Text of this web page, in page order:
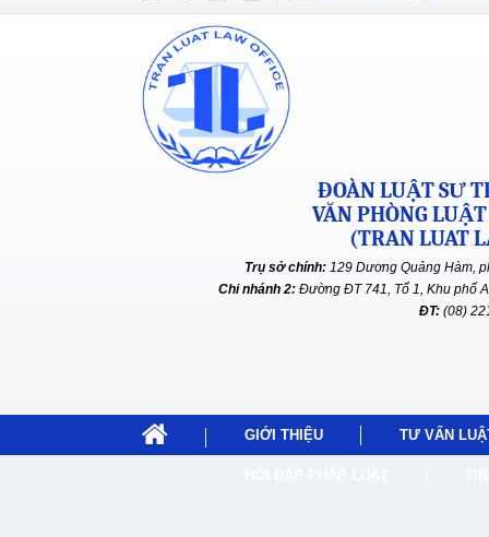
ĐOÀN LUẬT SƯ
VĂN PHÒNG
(TRAN LUAT
Trụ sở chính: 129 Dương Quảng Hàm,
Chi nhánh 2: Đường ĐT 741, Tổ 1, Khu phố
ĐT: (08)
GIỚI THIỆU TƯ VẤN